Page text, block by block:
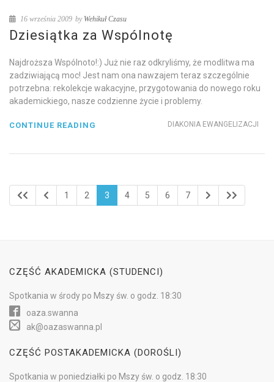
16 września 2009 by Wehikuł Czasu
Dziesiątka za Wspólnotę
Najdroższa Wspólnoto!:) Już nie raz odkryliśmy, że modlitwa ma
zadziwiającą moc! Jest nam ona nawzajem teraz szczególnie
potrzebna: rekolekcje wakacyjne, przygotowania do nowego roku
akademickiego, nasze codzienne życie i problemy.
DIAKONIA EWANGELIZACJI
CONTINUE READING
1 2 3 4 5 6 7
CZĘŚĆ AKADEMICKA (STUDENCI)
Spotkania w środypo Mszy św. o godz. 18:30
oaza.swanna
ak@oazaswanna.pl
CZĘŚĆ POSTAKADEMICKA (DOROŚLI)
Spotkania w poniedziałki po Mszy św. o godz. 18:30